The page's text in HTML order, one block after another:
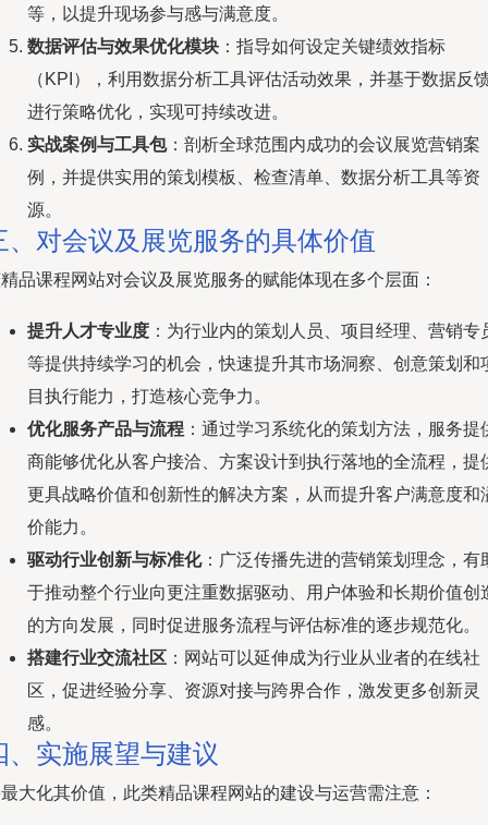
等，以提升现场参与感与满意度。
数据评估与效果优化模块 ：指导如何设定关键绩效指标
（KPI），利用数据分析工具评估活动效果，并基于数据反
进行策略优化，实现可持续改进。
实战案例与工具包：剖析全球范围内成功的会议展览营销案
例，并提供实用的策划模板、检查清单、数据分析工具等资
源。
、对会议及展览服务的具体价值
品课程网站对会议及展览服务的赋能体现在多个层面：
提升人才专业度 ：为行业内的策划人员、项目经理、营销专
等提供持续学习的机会，快速提升其市场洞察、创意策划和
目执行能力，打造核心竞争力。
优化服务产品与流程 ：通过学习系统化的策划方法，服务提
商能够优化从客户接洽、方案设计到执行落地的全流程，提
更具战略价值和创新性的解决方案，从而提升客户满意度和
价能力。
驱动行业创新与标准化：广泛传播先进的营销策划理念，有
于推动整个行业向更注重数据驱动、用户体验和长期价值创
的方向发展，同时促进服务流程与评估标准的逐步规范化。
搭建行业交流社区 ：网站可以延伸成为行业从业者的在线社
区，促进经验分享、资源对接与跨界合作，激发更多创新灵
感。
、实施展望与建议
大化其价值，此类精品课程网站的建设与运营需注意：